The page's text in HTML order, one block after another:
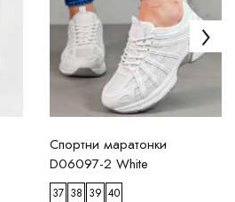
Спортни маратонки
D06097-2 White
37 38 39 40